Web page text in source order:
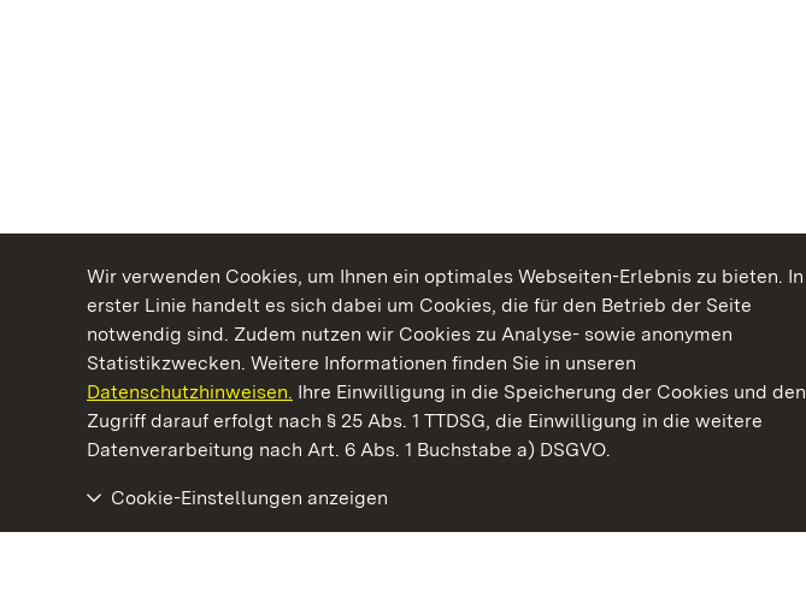
Wir verwenden Cookies, um Ihnen ein optimales Webseiten-Erlebnis zu bieten. In
erster Linie handelt es sich dabei um Cookies, die für den Betrieb der Seite
notwendig sind. Zudem nutzen wir Cookies zu Analyse- sowie anonymen
Statistikzwecken. Weitere Informationen finden Sie in unseren
Datenschutzhinweisen. Ihre Einwilligung in die Speicherung der Cookies und den
Zugriff darauf erfolgt nach § 25 Abs. 1 TTDSG, die Einwilligung in die weitere
Datenverarbeitung nach Art. 6 Abs. 1 Buchstabe a) DSGVO.
Cookie-Einstellungen anzeigen
Kommen. Staunen. Genießen.